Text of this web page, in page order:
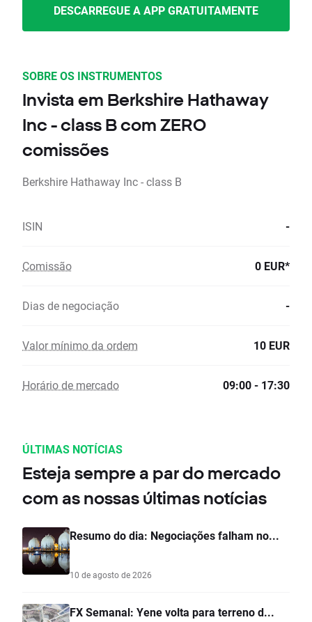
DESCARREGUE A APP GRATUITAMENTE
SOBRE OS INSTRUMENTOS
Invista em Berkshire Hathaway
Inc - class B com ZERO
comissões
Berkshire Hathaway Inc - class B
ISIN -
Comissão 0 EUR*
Dias de negociação -
Valor mínimo da ordem 10 EUR
Horário de mercado 09:00 - 17:30
ÚLTIMAS NOTÍCIAS
Esteja sempre a par do mercado
com as nossas últimas notícias
Resumo do dia: Negociações falham no...
10 de agosto de 2026
FX Semanal: Yene volta para terreno d...